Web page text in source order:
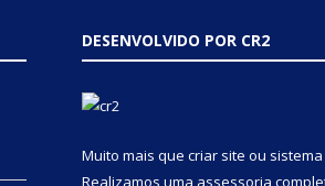
DESENVOLVIDO POR CR2
Muito mais que criar site ou
Realizamos uma assessoria